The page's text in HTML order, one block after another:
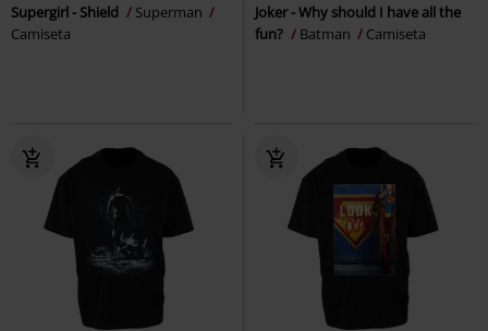
Supergirl - Shield
Superman
Camiseta
Joker - Why should I have all the
fun?
Batman Camiseta